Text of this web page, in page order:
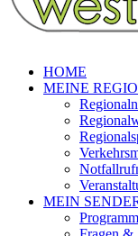
HOME
MEINE
MEIN
Programm